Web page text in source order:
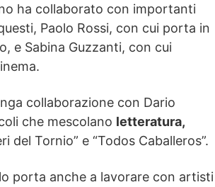
ha collaborato con importanti
Paolo Rossi, con cui porta in
e Sabina Guzzanti, con cui
collaborazione con Dario
che mescolano letteratura,
del Tornio” e “Todos Caballeros”.
porta anche a lavorare con artisti